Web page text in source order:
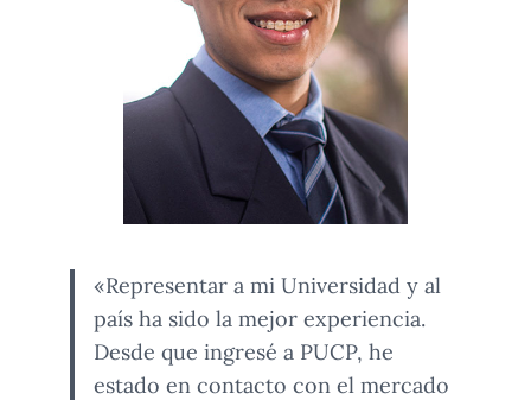
«Representar a mi Universidad y al
país ha sido la mejor experiencia.
Desde que ingresé a PUCP, he
estado en contacto con el mercado